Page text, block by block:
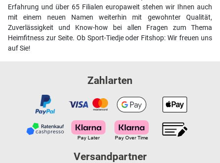
Erfahrung und über 65 Filialen europaweit stehen wir Ihnen auch
mit einem neuen Namen weiterhin mit gewohnter Qualität,
Zuverlässigkeit und Know-how bei allen Fragen zum Thema
Heimfitness zur Seite. Ob Sport-Tiedje oder Fitshop: Wir freuen uns
auf Sie!
Zahlarten
Versandpartner